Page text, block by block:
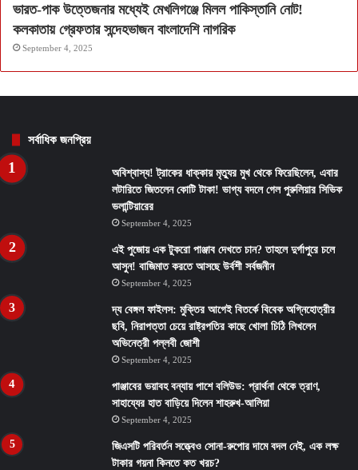
ভারত-পাক উত্তেজনার মধ্যেই মেখলিগঞ্জে মিলল পাকিস্তানি নোট!
কলকাতায় গ্রেফতার সন্দেহভাজন বাংলাদেশি নাগরিক
September 4, 2025
সর্বাধিক জনপ্রিয়
অবিশ্বাস্য! ট্রাকের ধাক্কায় মৃত্যুর মুখ থেকে ফিরেছিলেন, এবার
লটারিতে জিতলেন কোটি টাকা! ভাগ্য বদলে গেল পুরুলিয়ার সিভিক
ভলান্টিয়ারের
September 4, 2025
এই পুজোয় এক টুকরো পাঞ্জাব দেখতে চান? তাহলে দুর্গাপুরে চলে
আসুন! বাজিমাত করতে আসছে উর্বশী সর্বজনীন
September 4, 2025
দ্য বেঙ্গল ফাইলস: মুক্তির আগেই বিতর্কে বিবেক অগ্নিহোত্রীর
ছবি, নিরাপত্তা চেয়ে রাষ্ট্রপতির কাছে খোলা চিঠি লিখলেন
অভিনেত্রী পল্লবী জোশী
September 4, 2025
পাঞ্জাবের ভয়াবহ বন্যায় পাশে বলিউড: প্রার্থনা থেকে ত্রাণ,
সাহায্যের হাত বাড়িয়ে দিলেন শাহরুখ-আলিয়া
September 4, 2025
জিএসটি পরিবর্তন সত্ত্বেও সোনা-রুপোর দামে বদল নেই, এক লক্ষ
টাকার গয়না কিনতে কত খরচ?